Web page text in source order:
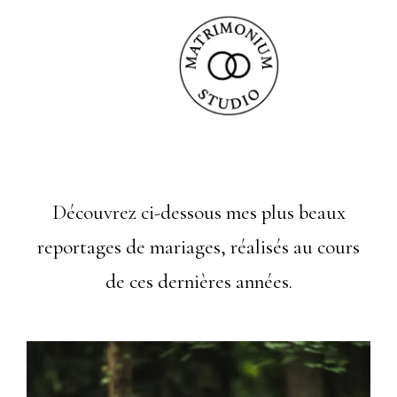
Découvrez ci-dessous mes plus beaux
reportages de mariages, réalisés au cours
de ces dernières années.